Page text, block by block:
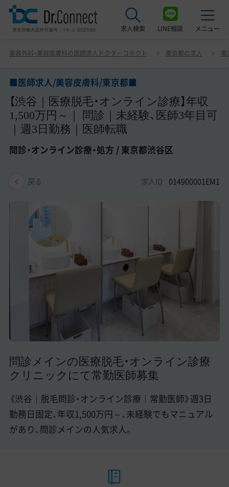
求人検索 LINE相談 メニュー
美容クリニック見学ご希望の方はこちら
サービス紹介
ドクターコネクトの強み
エージェント紹介
常勤求人一覧
非常勤・アルバイト求人一覧
美容医療医師の転職お役立ちコンテンツ
美容クリニック見学・研修情報
美容外科・美容皮膚科の医師転職体験談
美容クリニックインタビュー
美容医療の転職お役立ち記事
よくあるご質問
医師採用ご担当者様・その他問い合わせ
美容外科・美容皮膚科の医師求人ドクターコネクト 東京都の求人 東
■医師求人/美容皮膚科/東京都■
【渋谷｜医療脱毛・オンライン診療】年収
1,500万円～｜ 問診｜未経験、医師3年目可
｜週3日勤務｜医師転職
問診・オンライン診療・処方 / 東京都渋谷区
戻る 求人ID 014900001EM1
問診メインの医療脱毛・オンライン診療
クリニックにて常勤医師募集
《渋谷｜脱毛問診・オンライン診療｜常勤医師》週3日
勤務日固定、年収1,500万円～、未経験でもマニュアル
があり、問診メインの人気求人。
■医師求人/美容皮膚科/東京都■ 【渋谷｜医療脱毛・オン
ライン診療】年収1,500万円～｜ 問診｜未経験、医師3年目
京都渋谷区